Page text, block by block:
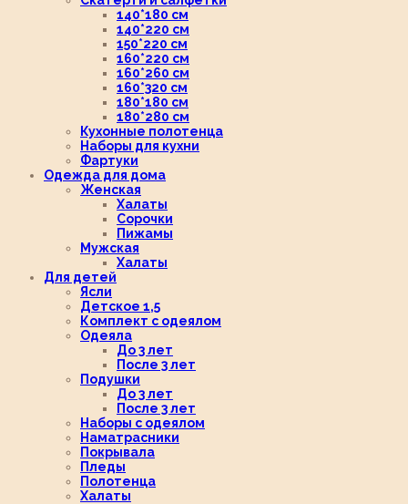
140*180 см
140*220 см
150*220 см
160*220 см
160*260 см
160*320 см
180*180 см
180*280 см
Кухонные полотенца
Наборы для кухни
Фартуки
Одежда для дома
Женская
Халаты
Сорочки
Пижамы
Мужская
Халаты
Для детей
Ясли
Детское 1,5
Комплект с одеялом
Одеяла
До 3 лет
После 3 лет
Подушки
До 3 лет
После 3 лет
Наборы с одеялом
Наматрасники
Покрывала
Пледы
Полотенца
Халаты